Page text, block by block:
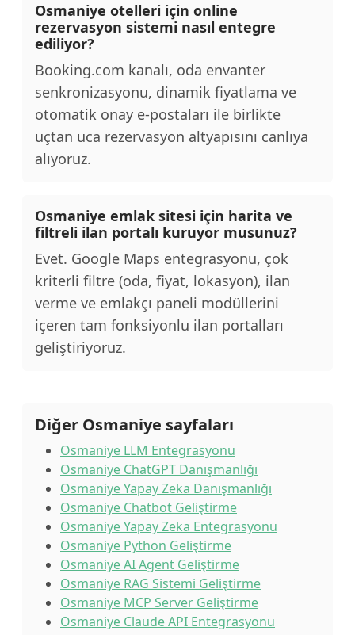
Osmaniye otelleri için online
rezervasyon sistemi nasıl entegre
ediliyor?
Booking.com kanalı, oda envanter
senkronizasyonu, dinamik fiyatlama ve
otomatik onay e-postaları ile birlikte
uçtan uca rezervasyon altyapısını canlıya
alıyoruz.
Osmaniye emlak sitesi için harita ve
filtreli ilan portalı kuruyor musunuz?
Evet. Google Maps entegrasyonu, çok
kriterli filtre (oda, fiyat, lokasyon), ilan
verme ve emlakçı paneli modüllerini
içeren tam fonksiyonlu ilan portalları
geliştiriyoruz.
Diğer Osmaniye sayfaları
Osmaniye LLM Entegrasyonu
Osmaniye ChatGPT Danışmanlığı
Osmaniye Yapay Zeka Danışmanlığı
Osmaniye Chatbot Geliştirme
Osmaniye Yapay Zeka Entegrasyonu
Osmaniye Python Geliştirme
Osmaniye AI Agent Geliştirme
Osmaniye RAG Sistemi Geliştirme
Osmaniye MCP Server Geliştirme
Osmaniye Claude API Entegrasyonu